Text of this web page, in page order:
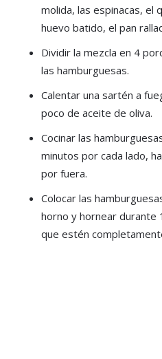
molida, las espinacas, el
huevo batido, el pan
Dividir la mezcla en 4
las hamburguesas.
Calentar una sartén a
poco de aceite de oliva.
Cocinar las
minutos por cada lado,
por fuera.
Colocar las
horno y hornear durante
que estén